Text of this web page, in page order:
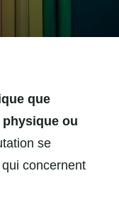
que
physique ou
se
concernent